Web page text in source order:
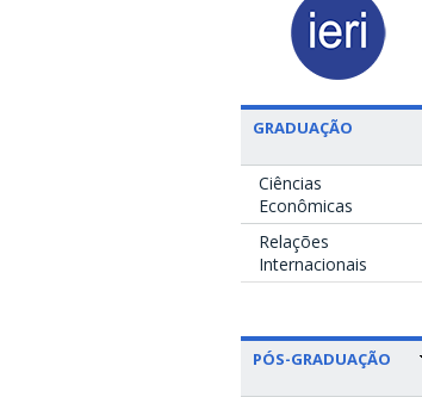
GRADUAÇÃO
Ciências
Econômicas
Relações
Internacionais
PÓS-GRADUAÇÃO